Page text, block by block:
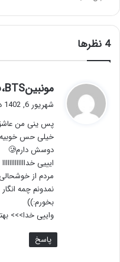
‫4 نظرها
مونبینBTS،فن بوی بیدم
شهریور 6, 1402 در 6:54 ب.ظ
پس ینی من
خیلی حس خوبیه
دوسش دارم🥲
ایییی خدااااااااااااا
مردم از
نمدونم چمه
بخورم:))
واییی خدا>>>
پاسخ